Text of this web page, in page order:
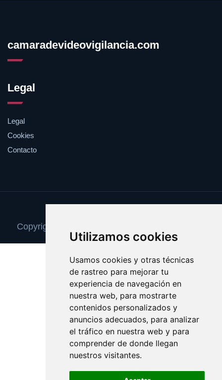
Utilizamos cookies
Usamos cookies y otras técnicas
de rastreo para mejorar tu
experiencia de navegación en
nuestra web, para mostrarte
contenidos personalizados y
anuncios adecuados, para analizar
el tráfico en nuestra web y para
comprender de donde llegan
nuestros visitantes.
camaradevideovigilancia.com
Legal
Legal
Cookies
Contacto
Copyright © 2025 camaradevideovigilancia.com